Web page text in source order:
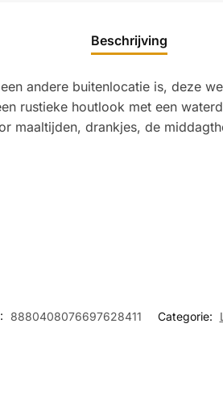
Beschrijving
andere buitenlocatie is, deze
rustieke houtlook met een
maaltijden, drankjes, de
8880408076697628411 Categorie: